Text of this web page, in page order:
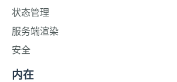
状态管理
服务端渲染
安全
内在